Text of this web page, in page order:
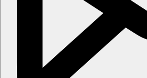
WiFi ve společných prostorách.
Oficiální třída: ****
Vzdálenosti